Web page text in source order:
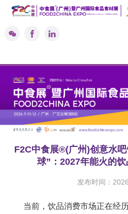
F2C中食展®(广州)创意水
球”：2027年能火的饮
发布时间：
当前，饮品消费市场正在经